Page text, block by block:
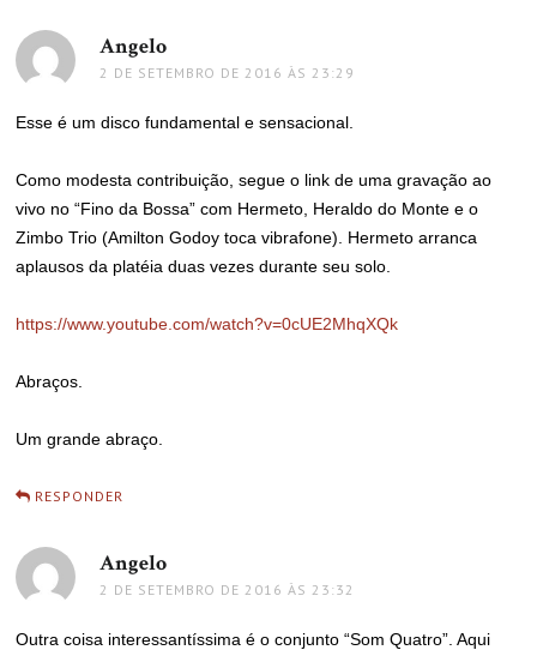
Angelo
2 DE SETEMBRO DE 2016 ÀS 23:29
Esse é um disco fundamental e sensacional.
Como modesta contribuição, segue o link de uma gravação ao
vivo no “Fino da Bossa” com Hermeto, Heraldo do Monte e o
Zimbo Trio (Amilton Godoy toca vibrafone). Hermeto arranca
aplausos da platéia duas vezes durante seu solo.
https://www.youtube.com/watch?v=0cUE2MhqXQk
Abraços.
Um grande abraço.
RESPONDER
Angelo
2 DE SETEMBRO DE 2016 ÀS 23:32
Outra coisa interessantíssima é o conjunto “Som Quatro”. Aqui